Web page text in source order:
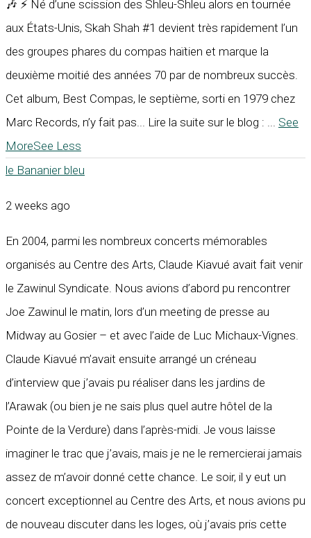
🎶 ⚡ Né d’une scission des Shleu-Shleu alors en tournée
aux États-Unis, Skah Shah #1 devient très rapidement l’un
des groupes phares du compas haïtien et marque la
deuxième moitié des années 70 par de nombreux succès.
Cet album, Best Compas, le septième, sorti en 1979 chez
Marc Records, n’y fait pas... Lire la suite sur le blog : ... See
MoreSee Less
le Bananier bleu
2 weeks ago
En 2004, parmi les nombreux concerts mémorables
organisés au Centre des Arts, Claude Kiavué avait fait venir
le Zawinul Syndicate. Nous avions d’abord pu rencontrer
Joe Zawinul le matin, lors d’un meeting de presse au
Midway au Gosier – et avec l’aide de Luc Michaux-Vignes.
Claude Kiavué m’avait ensuite arrangé un créneau
d’interview que j’avais pu réaliser dans les jardins de
l’Arawak (ou bien je ne sais plus quel autre hôtel de la
Pointe de la Verdure) dans l’après-midi. Je vous laisse
imaginer le trac que j’avais, mais je ne le remercierai jamais
assez de m’avoir donné cette chance. Le soir, il y eut un
concert exceptionnel au Centre des Arts, et nous avions pu
de nouveau discuter dans les loges, où j’avais pris cette